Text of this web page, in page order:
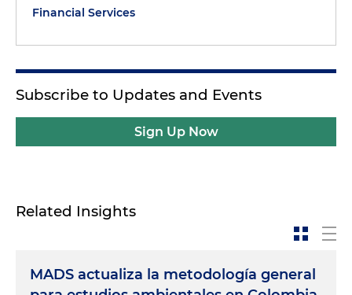
Financial Services
Subscribe to Updates and Events
Sign Up Now
Related Insights
MADS actualiza la metodología general